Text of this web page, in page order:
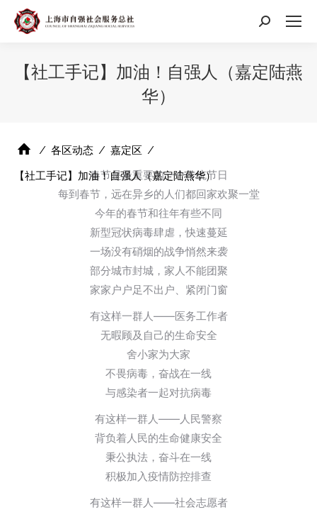
搜
【社工手记】加油！自强人（嘉定陆燕
华）
⁄ 各区动态 ⁄ 嘉定区 ⁄
【社工手记】加油！自强人（嘉定陆燕华）
春节是最重要的一个传统节日
每到春节，远在异乡的人们都回家欢聚一堂
今年的春节和往年有些不同
新型冠状病毒肆虐，快速蔓延
一场没有硝烟的战争悄然来袭
部分城市封城，家人不能团聚
家家户户足不出户、紧闭门窗
有这样一群人——医务工作者
无暇顾及自己的生命安全
舍小家为大家
不畏病毒，奋战在一线
与感染者一起对抗病毒
有这样一群人——人民警察
背负着人民的生命健康安全
秉公执法，奋斗在一线
积极加入疫情防控排查
有这样一群人——社会志愿者